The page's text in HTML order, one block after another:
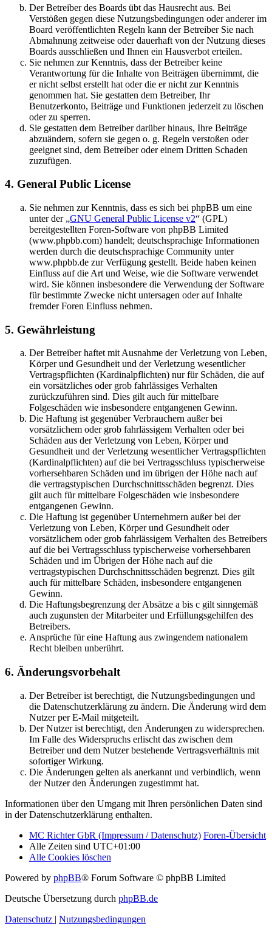
Der Betreiber des Boards übt das Hausrecht aus. Bei
Verstößen gegen diese Nutzungsbedingungen oder anderer im
Board veröffentlichten Regeln kann der Betreiber Sie nach
Abmahnung zeitweise oder dauerhaft von der Nutzung dieses
Boards ausschließen und Ihnen ein Hausverbot erteilen.
Sie nehmen zur Kenntnis, dass der Betreiber keine
Verantwortung für die Inhalte von Beiträgen übernimmt, die
er nicht selbst erstellt hat oder die er nicht zur Kenntnis
genommen hat. Sie gestatten dem Betreiber, Ihr
Benutzerkonto, Beiträge und Funktionen jederzeit zu löschen
oder zu sperren.
Sie gestatten dem Betreiber darüber hinaus, Ihre Beiträge
abzuändern, sofern sie gegen o. g. Regeln verstoßen oder
geeignet sind, dem Betreiber oder einem Dritten Schaden
zuzufügen.
4. General Public License
Sie nehmen zur Kenntnis, dass es sich bei phpBB um eine
unter der „GNU General Public License v2“ (GPL)
bereitgestellten Foren-Software von phpBB Limited
(www.phpbb.com) handelt; deutschsprachige Informationen
werden durch die deutschsprachige Community unter
www.phpbb.de zur Verfügung gestellt. Beide haben keinen
Einfluss auf die Art und Weise, wie die Software verwendet
wird. Sie können insbesondere die Verwendung der Software
für bestimmte Zwecke nicht untersagen oder auf Inhalte
fremder Foren Einfluss nehmen.
5. Gewährleistung
Der Betreiber haftet mit Ausnahme der Verletzung von Leben,
Körper und Gesundheit und der Verletzung wesentlicher
Vertragspflichten (Kardinalpflichten) nur für Schäden, die auf
ein vorsätzliches oder grob fahrlässiges Verhalten
zurückzuführen sind. Dies gilt auch für mittelbare
Folgeschäden wie insbesondere entgangenen Gewinn.
Die Haftung ist gegenüber Verbrauchern außer bei
vorsätzlichem oder grob fahrlässigem Verhalten oder bei
Schäden aus der Verletzung von Leben, Körper und
Gesundheit und der Verletzung wesentlicher Vertragspflichten
(Kardinalpflichten) auf die bei Vertragsschluss typischerweise
vorhersehbaren Schäden und im übrigen der Höhe nach auf
die vertragstypischen Durchschnittsschäden begrenzt. Dies
gilt auch für mittelbare Folgeschäden wie insbesondere
entgangenen Gewinn.
Die Haftung ist gegenüber Unternehmern außer bei der
Verletzung von Leben, Körper und Gesundheit oder
vorsätzlichem oder grob fahrlässigem Verhalten des Betreibers
auf die bei Vertragsschluss typischerweise vorhersehbaren
Schäden und im Übrigen der Höhe nach auf die
vertragstypischen Durchschnittsschäden begrenzt. Dies gilt
auch für mittelbare Schäden, insbesondere entgangenen
Gewinn.
Die Haftungsbegrenzung der Absätze a bis c gilt sinngemäß
auch zugunsten der Mitarbeiter und Erfüllungsgehilfen des
Betreibers.
Ansprüche für eine Haftung aus zwingendem nationalem
Recht bleiben unberührt.
6. Änderungsvorbehalt
Der Betreiber ist berechtigt, die Nutzungsbedingungen und
die Datenschutzerklärung zu ändern. Die Änderung wird dem
Nutzer per E-Mail mitgeteilt.
Der Nutzer ist berechtigt, den Änderungen zu widersprechen.
Im Falle des Widerspruchs erlischt das zwischen dem
Betreiber und dem Nutzer bestehende Vertragsverhältnis mit
sofortiger Wirkung.
Die Änderungen gelten als anerkannt und verbindlich, wenn
der Nutzer den Änderungen zugestimmt hat.
Informationen über den Umgang mit Ihren persönlichen Daten sind
in der Datenschutzerklärung enthalten.
MC Richter GbR (Impressum / Datenschutz) Foren-Übersicht
Alle Zeiten sind UTC+01:00
Alle Cookies löschen
Powered by phpBB® Forum Software © phpBB Limited
Deutsche Übersetzung durch phpBB.de
Datenschutz | Nutzungsbedingungen